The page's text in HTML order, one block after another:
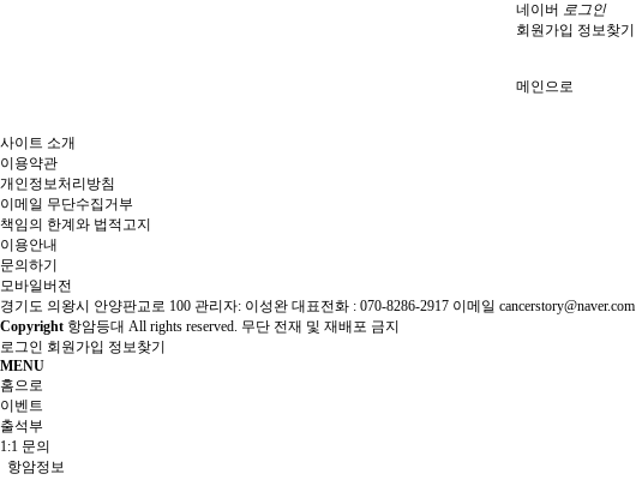
네이버 로그인
회원가입 정보찾기
메인으로
사이트 소개
이용약관
개인정보처리방침
이메일 무단수집거부
책임의 한계와 법적고지
이용안내
문의하기
모바일버전
경기도 의왕시 안양판교로 100 관리자: 이성완 대표전화 : 070-8286-2917 이메일 cancerstory@naver.com
Copyright 항암등대 All rights reserved. 무단 전재 및 재배포 금지
로그인 회원가입 정보찾기
MENU
홈으로
이벤트
출석부
1:1 문의
항암정보